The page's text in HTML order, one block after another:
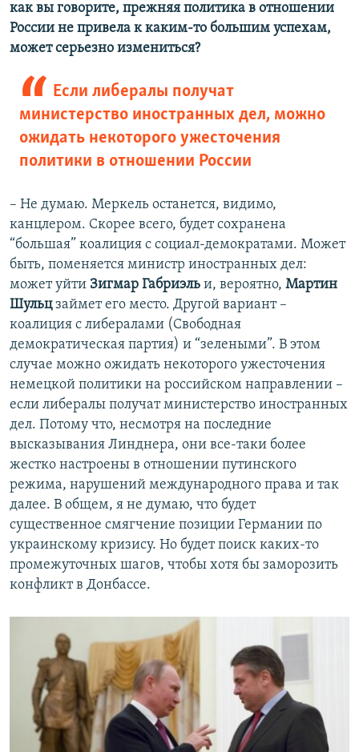
как вы говорите, прежняя политика в отношении
России не привела к каким-то большим успехам,
может серьезно измениться?
Если либералы получат
министерство иностранных дел, можно
ожидать некоторого ужесточения
политики в отношении России
– Не думаю. Меркель останется, видимо,
канцлером. Скорее всего, будет сохранена
“большая” коалиция с социал-демократами. Может
быть, поменяется министр иностранных дел:
может уйти Зигмар Габриэль и, вероятно, Мартин
Шульцзаймет его место. Другой вариант –
коалиция с либералами (Свободная
демократическая партия) и “зелеными”. В этом
случае можно ожидать некоторого ужесточения
немецкой политики на российском направлении –
если либералы получат министерство иностранных
дел. Потому что, несмотря на последние
высказывания Линднера, они все-таки более
жестко настроены в отношении путинского
режима, нарушений международного права и так
далее. В общем, я не думаю, что будет
существенное смягчение позиции Германии по
украинскому кризису. Но будет поиск каких-то
промежуточных шагов, чтобы хотя бы заморозить
конфликт в Донбассе.